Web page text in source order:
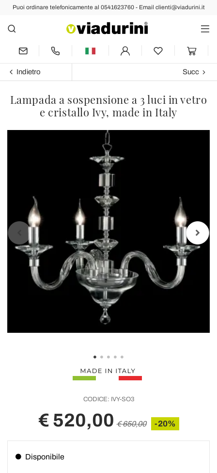
Puoi ordinare telefonicamente al 0541623760 - Email clienti@viadurini.it
Indietro Succ
Lampada a sospensione a 3 luci in vetro
e cristallo Ivy, made in Italy
CODICE: IVY-SO3
€ 520,00 € 650,00 -20%
Disponibile